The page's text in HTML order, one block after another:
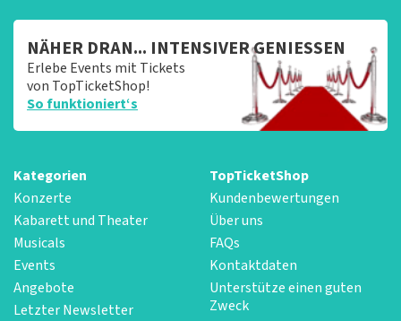
NÄHER DRAN... INTENSIVER GENIESSEN
Erlebe Events mit Tickets
von TopTicketShop!
So funktioniert‘s
Kategorien
Konzerte
Kabarett und Theater
Musicals
Events
Angebote
Letzter Newsletter
TopTicketShop
Kundenbewertungen
Über uns
FAQs
Kontaktdaten
Unterstütze einen guten
Zweck